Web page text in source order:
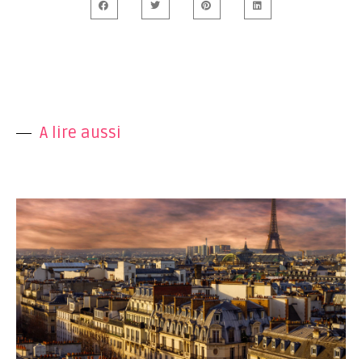
A lire aussi